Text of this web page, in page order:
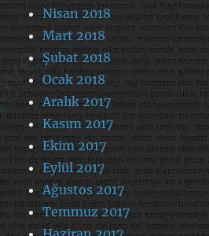
Nisan 2018
Mart 2018
Şubat 2018
Ocak 2018
Aralık 2017
Kasım 2017
Ekim 2017
Eylül 2017
Ağustos 2017
Temmuz 2017